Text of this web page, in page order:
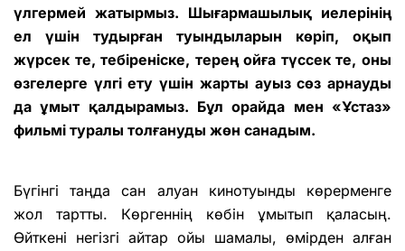
үлгермей жатырмыз. Шығармашылық иелерінің
ел үшін тудырған туындыларын көріп, оқып
жүрсек те, тебіреніске, терең ойға түссек те, оны
өзгелерге үлгі ету үшін жарты ауыз сөз арнауды
да ұмыт қалдырамыз. Бұл орайда мен «Ұстаз»
фильмі туралы толғануды жөн санадым.
Бүгінгі таңда сан алуан кинотуынды көрерменге
жол тартты. Көргеннің көбін ұмытып қаласың.
Өйткені негізгі айтар ойы шамалы, өмірден алған